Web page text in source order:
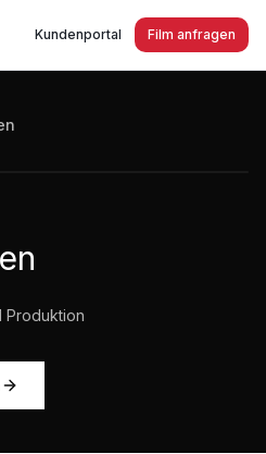
Kundenportal Film anfragen
Produktion
2015